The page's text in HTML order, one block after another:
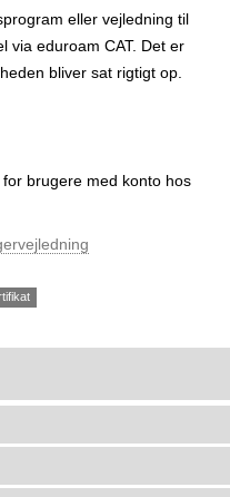
eller vejledning til
via eduroam CAT. Det er
bliver sat rigtigt op.
brugere med konto hos